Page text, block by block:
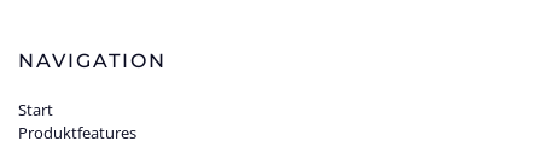
NAVIGATION
Start
Produktfeatures